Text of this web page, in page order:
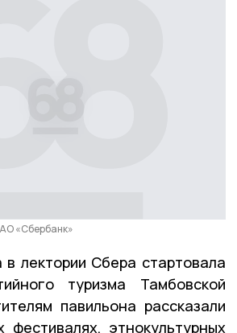
«Сбербанк»
в лектории Сбера стартовала
туризма Тамбовской
павильона рассказали
фестивалях, этнокультурных